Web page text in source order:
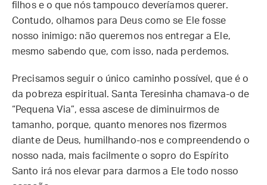
filhos e o que nós tampouco deveríamos querer.
Contudo, olhamos para Deus como se Ele fosse
nosso inimigo: não queremos nos entregar a Ele,
mesmo sabendo que, com isso, nada perdemos.
Precisamos seguir o único caminho possível, que é o
da pobreza espiritual. Santa Teresinha chamava-o de
“Pequena Via”, essa ascese de diminuirmos de
tamanho, porque, quanto menores nos fizermos
diante de Deus, humilhando-nos e compreendendo o
nosso nada, mais facilmente o sopro do Espírito
Santo irá nos elevar para darmos a Ele todo nosso